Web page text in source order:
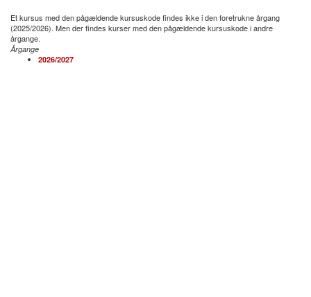
Et kursus med den pågældende kursuskode findes ikke i den foretrukne årgang
(2025/2026). Men der findes kurser med den pågældende kursuskode i andre
årgange.
Årgange
2026/2027